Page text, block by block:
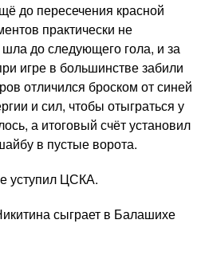
до пересечения красной
практически не
до следующего гола, и за
игре в большинстве забили
отличился броском от синей
и сил, чтобы отыграться у
а итоговый счёт установил
в пустые ворота.
уступил ЦСКА.
сыграет в Балашихе